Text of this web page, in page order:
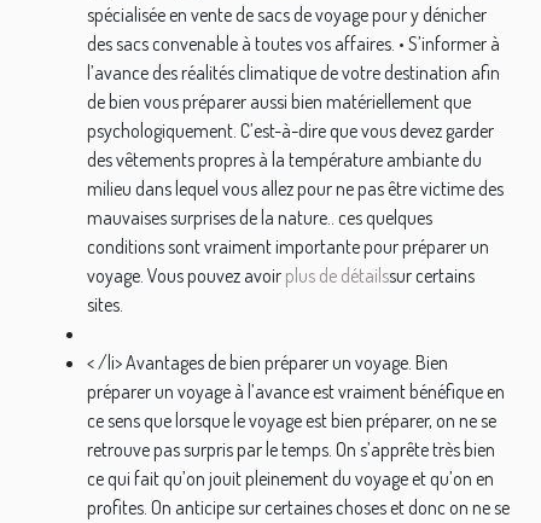
spécialisée en vente de sacs de voyage pour y dénicher
des sacs convenable à toutes vos affaires. • S’informer à
l’avance des réalités climatique de votre destination afin
de bien vous préparer aussi bien matériellement que
psychologiquement. C’est-à-dire que vous devez garder
des vêtements propres à la température ambiante du
milieu dans lequel vous allez pour ne pas être victime des
mauvaises surprises de la nature.. ces quelques
conditions sont vraiment importante pour préparer un
voyage. Vous pouvez avoir plus de détailssur certains
sites.
< /li> Avantages de bien préparer un voyage. Bien
préparer un voyage à l’avance est vraiment bénéfique en
ce sens que lorsque le voyage est bien préparer, on ne se
retrouve pas surpris par le temps. On s’apprête très bien
ce qui fait qu’on jouit pleinement du voyage et qu’on en
profites. On anticipe sur certaines choses et donc on ne se